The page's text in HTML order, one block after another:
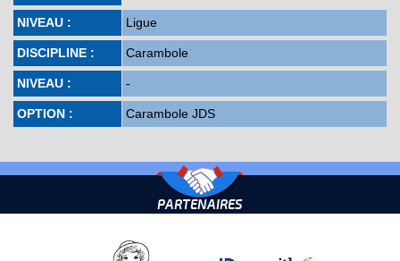
NIVEAU : Ligue
DISCIPLINE : Carambole
NIVEAU : -
OPTION : Carambole JDS
PARTENAIRES